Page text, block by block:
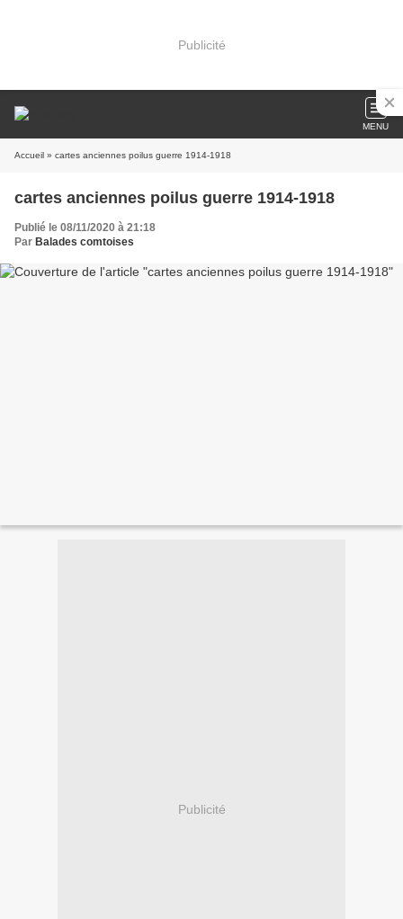
Publicité
MENU
Accueil » cartes anciennes poilus guerre 1914-1918
cartes anciennes poilus guerre 1914-1918
Publié le 08/11/2020 à 21:18
Par Balades comtoises
Publicité